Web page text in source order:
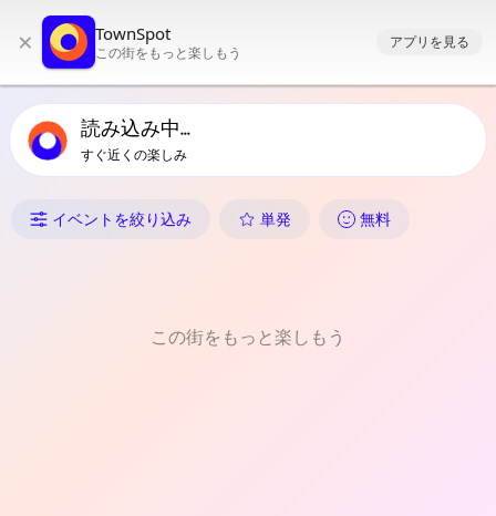
のメインナビゲーション
の地域イベントコンテンツ
× TownSpot
この街をもっと楽しもう
アプリを見る
読み込み中...
すぐ近くの楽しみ
Sirawanのイベント
イベントを絞り込み 単発 無料
この街をもっと楽しもう